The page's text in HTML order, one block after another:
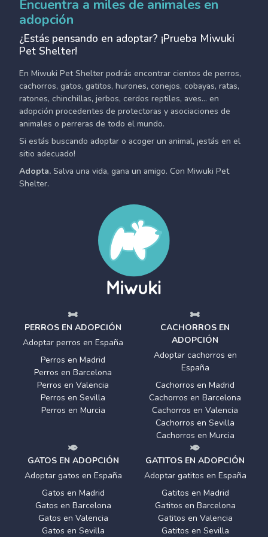
Encuentra a miles de animales en
adopción
¿Estás pensando en adoptar? ¡Prueba Miwuki
Pet Shelter!
En Miwuki Pet Shelter podrás encontrar cientos de perros,
cachorros, gatos, gatitos, hurones, conejos, cobayas, ratas,
ratones, chinchillas, jerbos, cerdos reptiles, aves... en
adopción procedentes de protectoras y asociaciones de
animales o perreras de todo el mundo.
Si estás buscando adoptar o acoger un animal, ¡estás en el
sitio adecuado!
Adopta. Salva una vida, gana un amigo. Con Miwuki Pet
Shelter.
PERROS EN ADOPCIÓN
Adoptar perros en España
Perros en Madrid
Perros en Barcelona
Perros en Valencia
Perros en Sevilla
Perros en Murcia
CACHORROS EN
ADOPCIÓN
Adoptar cachorros en
España
Cachorros en Madrid
Cachorros en Barcelona
Cachorros en Valencia
Cachorros en Sevilla
Cachorros en Murcia
GATOS EN ADOPCIÓN
Adoptar gatos en España
Gatos en Madrid
Gatos en Barcelona
Gatos en Valencia
Gatos en Sevilla
GATITOS EN ADOPCIÓN
Adoptar gatitos en España
Gatitos en Madrid
Gatitos en Barcelona
Gatitos en Valencia
Gatitos en Sevilla